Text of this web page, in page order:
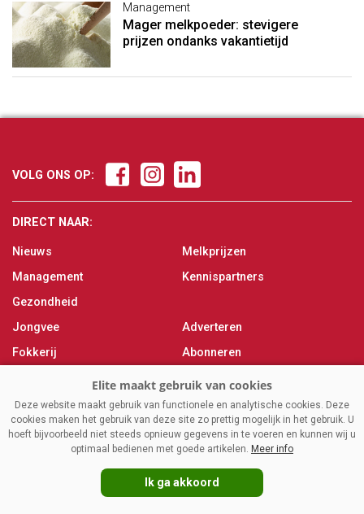
Management
Mager melkpoeder: stevigere
prijzen ondanks vakantietijd
VOLG ONS OP:
DIRECT NAAR:
Nieuws
Management
Gezondheid
Jongvee
Fokkerij
Melken
Magazine
Melkprijzen
Kennispartners
Adverteren
Abonneren
Over ons
Contact
VAKBLADELITE.NL|DISCLAIMER|PRIVACY
Deze website maakt gebruik van functionele en analytische cookies. Deze
cookies maken het gebruik van deze site zo prettig mogelijk in het gebruik. U
hoeft bijvoorbeeld niet steeds opnieuw gegevens in te voeren en kunnen wij u
optimaal bedienen met goede artikelen. Meer info
Ik ga akkoord